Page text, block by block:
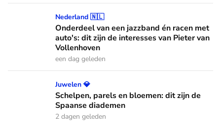
Onderdeel van een jazzband én racen met auto's: dit zijn
Nederland 🇳🇱
Onderdeel van een jazzband én racen met
auto's: dit zijn de interesses van Pieter van
Vollenhoven
een dag geleden
Schelpen, parels en bloemen: dit zijn de Spaanse diademen
Juwelen 💎
Schelpen, parels en bloemen: dit zijn de
Spaanse diademen
2 dagen geleden